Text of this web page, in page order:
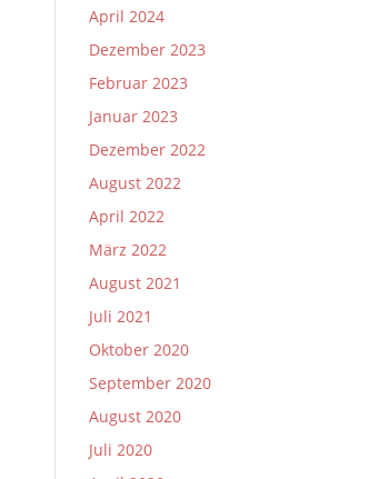
April 2024
Dezember 2023
Februar 2023
Januar 2023
Dezember 2022
August 2022
April 2022
März 2022
August 2021
Juli 2021
Oktober 2020
September 2020
August 2020
Juli 2020